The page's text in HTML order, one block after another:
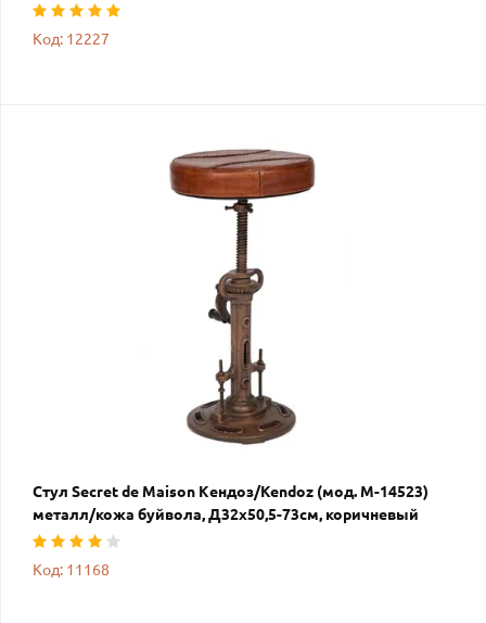
Код: 12227
Стул Secret de Maison Кендоз/Kendoz (мод. M-14523)
металл/кожа буйвола, Д32х50,5-73см, коричневый
Код: 11168